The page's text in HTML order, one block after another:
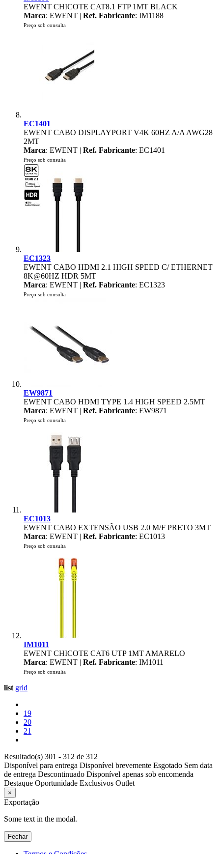
EWENT CHICOTE CAT8.1 FTP 1MT BLACK
Marca: EWENT | Ref. Fabricante: IM1188
Preço sob consulta
EC1401
EWENT CABO DISPLAYPORT V4K 60HZ A/A AWG28
2MT
Marca: EWENT | Ref. Fabricante: EC1401
Preço sob consulta
EC1323
EWENT CABO HDMI 2.1 HIGH SPEED C/ ETHERNET
8K@60HZ HDR 5MT
Marca: EWENT | Ref. Fabricante: EC1323
Preço sob consulta
EW9871
EWENT CABO HDMI TYPE 1.4 HIGH SPEED 2.5MT
Marca: EWENT | Ref. Fabricante: EW9871
Preço sob consulta
EC1013
EWENT CABO EXTENSÃO USB 2.0 M/F PRETO 3MT
Marca: EWENT | Ref. Fabricante: EC1013
Preço sob consulta
IM1011
EWENT CHICOTE CAT6 UTP 1MT AMARELO
Marca: EWENT | Ref. Fabricante: IM1011
Preço sob consulta
list grid
19
20
21
Resultado(s) 301 - 312 de 312
Disponível para entrega Disponível brevemente Esgotado Sem data
de entrega Descontinuado Disponível apenas sob encomenda
Destaque Oportunidade Exclusivos Outlet
×
Exportação
Some text in the modal.
Fechar